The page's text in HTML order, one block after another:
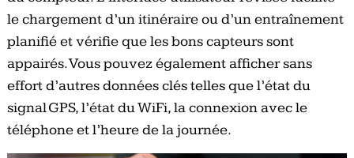
le chargement d’un itinéraire ou d’un entraînement
planifié et vérifie que les bons capteurs sont
appairés. Vous pouvez également afficher sans
effort d’autres données clés telles que l’état du
signal GPS, l’état du WiFi, la connexion avec le
téléphone et l’heure de la journée.